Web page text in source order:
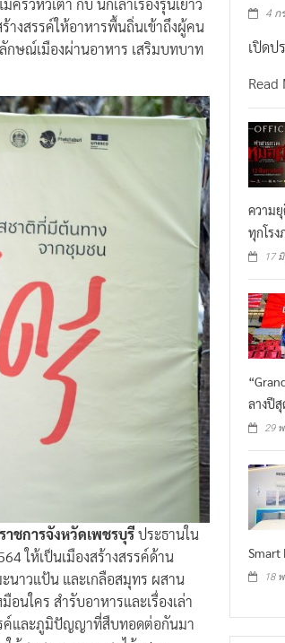
รัวหัวเตา กับ นักเล่าเรื่องรุ่นเยาว์
งสรรค์ให้อาหารพื้นถิ่นเข้าถึงผู้คน
กษณ์เมืองผ่านอาหาร เสริมบทบาท
ชการจังหวัดเพชรบุรีประธานใน
ให้เป็นเมืองสร้างสรรค์ด้าน
นาวแป้น และเกลือสมุทร ผสาน
นใคร สำรับอาหารและเรื่องเล่า
รค์และภูมิปัญญาที่สืบทอดต่อกันมา
4 ก
เปิด
Read
ความ
ทุกโร
17
ลางปี
29
Smart
18